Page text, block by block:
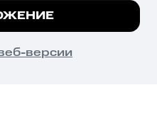
причиняет вред здоровью,
влечёт установленную
на сайте все
версии